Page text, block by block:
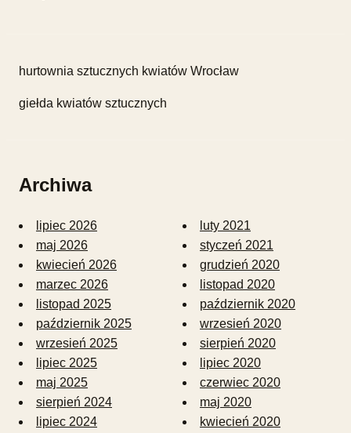
hurtownia sztucznych kwiatów Wrocław
giełda kwiatów sztucznych
Archiwa
lipiec 2026
maj 2026
kwiecień 2026
marzec 2026
listopad 2025
październik 2025
wrzesień 2025
lipiec 2025
maj 2025
sierpień 2024
lipiec 2024
luty 2021
styczeń 2021
grudzień 2020
listopad 2020
październik 2020
wrzesień 2020
sierpień 2020
lipiec 2020
czerwiec 2020
maj 2020
kwiecień 2020